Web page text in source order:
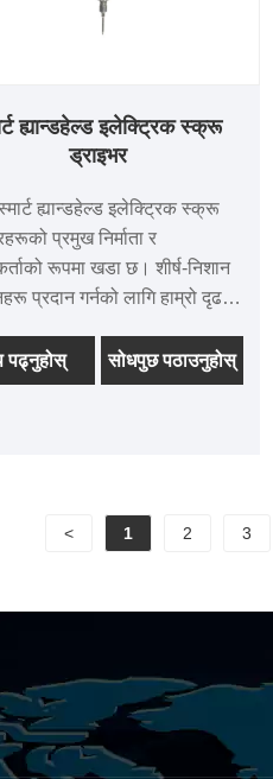
ह्यान्डहेल्ड इलेक्ट्रिक स्क्रू
ड्राइभर
ह्यान्डहेल्ड इलेक्ट्रिक स्क्रू
प्रमुख निर्माता र
रूपमा खडा छ। शीर्ष-निशान
प्रदान गर्नको लागि हाम्रो दृढ
मूल्य निर्धारणको लागि प्रतिष्ठा
छ। हाम्रो स्मार्ट इलेक्ट्रिक स्क्रू
पढ्नुहोस् सोधपुछ पठाउनुहोस्
< 1 2 3